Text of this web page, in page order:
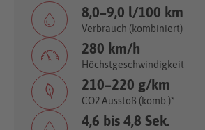
8,0–9,0 l/100 km
Verbrauch (kombiniert)
280 km/h
Höchstgeschwindigkeit
210–220 g/km
CO2 Ausstoß (komb.)*
4,6 bis 4,8 Sek.